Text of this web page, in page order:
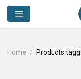
Skip
content
Home /
Products